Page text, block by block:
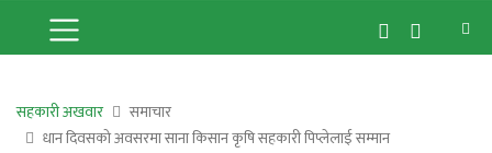
सहकारी अखवार
समाचार
धान दिवसको अवसरमा साना किसान कृषि सहकारी पिप्लेलाई सम्मान